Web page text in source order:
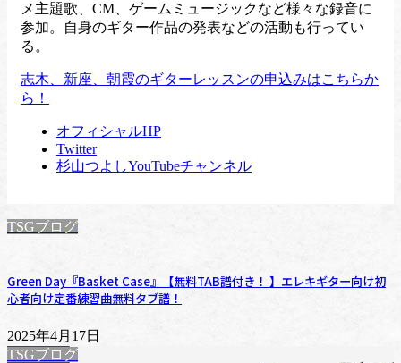
メ主題歌、CM、ゲームミュージックなど様々な録音に
参加。自身のギター作品の発表などの活動も行ってい
る。
志木、新座、朝霞のギターレッスンの申込みはこちらか
ら！
オフィシャルHP
Twitter
杉山つよしYouTubeチャンネル
TSGブログ
Green Day『Basket Case』【無料TAB譜付き！ 】エレキギター向け初
心者向け定番練習曲無料タブ譜！
2025年4月17日
TSGブログ